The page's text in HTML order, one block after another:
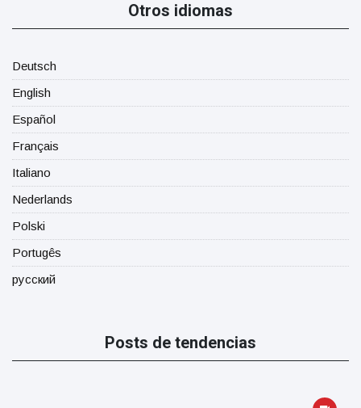
Otros idiomas
Deutsch
English
Español
Français
Italiano
Nederlands
Polski
Portugês
русский
Posts de tendencias